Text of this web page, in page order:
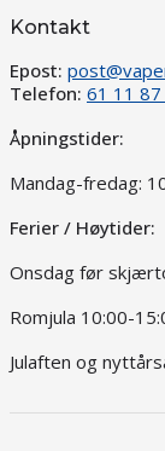
Kontakt
Epost:
Telefon: 61 11 87
Åpningstider:
Mandag-fredag:
Ferier / Høytider:
Onsdag før
Romjula 10:00-
Julaften og